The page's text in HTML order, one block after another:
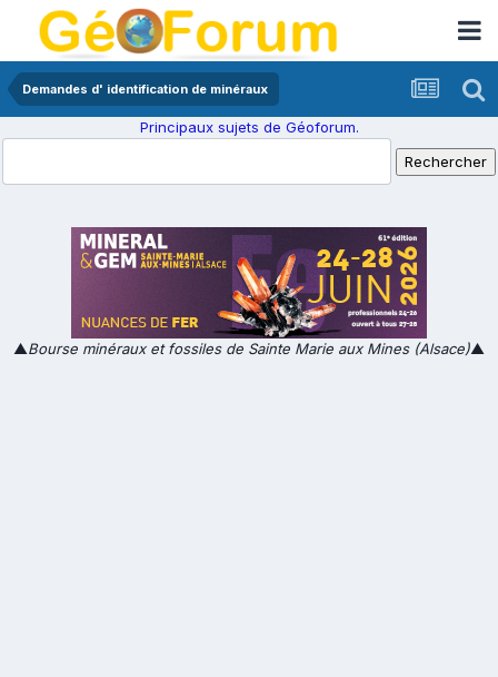
Demandes d' identification de minéraux
Principaux sujets de Géoforum.
▲Bourse minéraux et fossiles de Sainte Marie aux Mines (Alsace)▲